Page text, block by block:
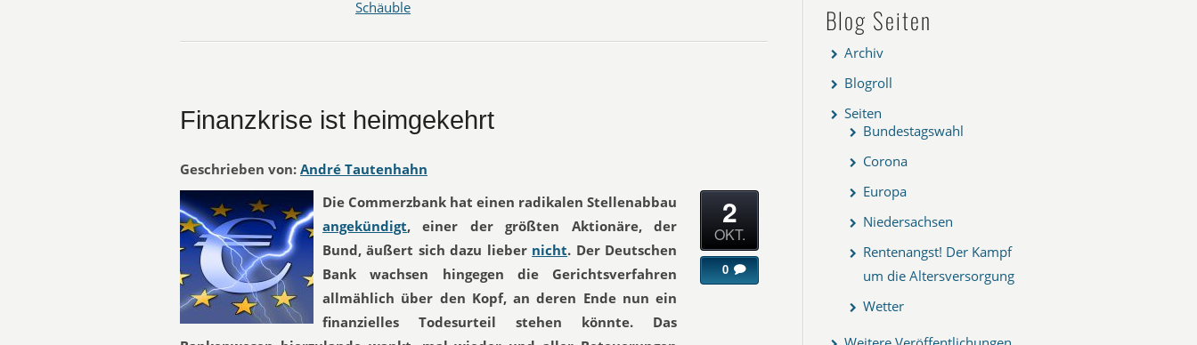
Schäuble
Finanzkrise ist heimgekehrt
Geschrieben von: André Tautenhahn
Die Commerzbank hat einen radikalen Stellenabbau
angekündigt, einer der größten Aktionäre, der
Bund, äußert sich dazu lieber nicht. Der Deutschen
Bank wachsen hingegen die Gerichtsverfahren
allmählich über den Kopf, an deren Ende nun ein
finanzielles Todesurteil stehen könnte. Das
2
OKT.
0
Blog Seiten
Archiv
Blogroll
Seiten
Bundestagswahl
Corona
Europa
Niedersachsen
Rentenangst! Der Kampf
um die Altersversorgung
Wetter